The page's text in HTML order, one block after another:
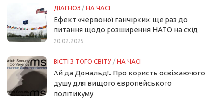
ДІАГНОЗ / НА ЧАСІ
Ефект «червоної ганчірки»: ще раз до
питання щодо розширення НАТО на схід
20.02.2025
ВІСТІ З ТОГО СВІТУ / НА ЧАСІ
Ай да Дональд!.. Про користь освіжаючого
душу для вищого європейського
політикуму